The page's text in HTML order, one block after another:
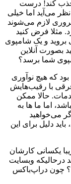
جذب کند! درست
می‌آید اما خیلی
لازم می‌شوند
مثلا فرض کنید
بروید و یک شامپوی
بصورت آنلاین
شما برسد؟
که هیچ نوآوری
فرقی با رقیب‌هایش
حالا ممکن
اما ما ها به
می‌خواهید
دلیل برای این
یکسانی کارشان
درحالیکه وبسایت
چون دراپ‌باکس